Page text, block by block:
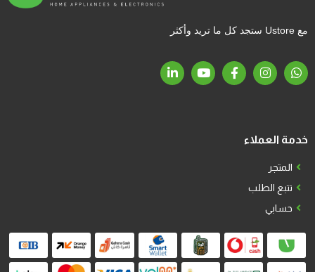
مع Ustore ستجد كل ما تريد وأكثر
خدمة العملاء
المتجر
تتبع الطلب
حسابي